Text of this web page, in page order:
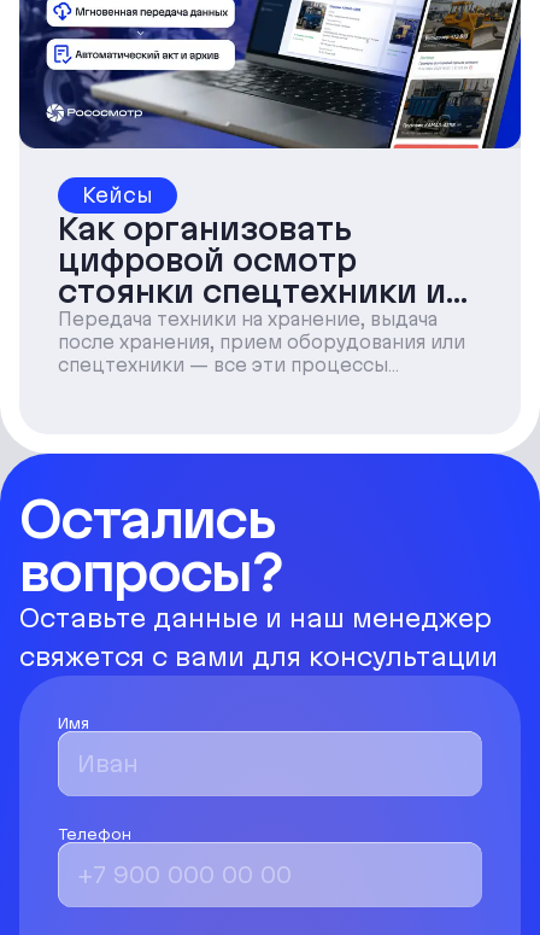
Кейсы
Как организовать
цифровой осмотр
стоянки спецтехники и
автомобилей с сервисом
Рососмотр
Передача техники на хранение, выдача
после хранения, прием оборудования или
спецтехники — все эти процессы
составляется акт.
Остались
вопросы?
Оставьте данные и наш менеджер
свяжется с вами для консультации
Имя
Телефон